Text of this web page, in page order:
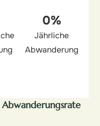
0%
Jährliche
Abwanderung